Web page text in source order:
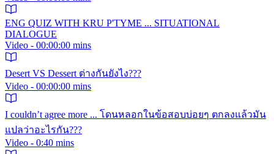
ENG QUIZ WITH KRU P'TYME ... SITUATIONAL
DIALOGUE
Video - 00:00:00 mins
Desert VS Dessert ต่างกันยังไง???
Video - 00:00:00 mins
I couldn’t agree more ... โดนหลอกในข้อสอบบ่อยๆ ตกลงแล้วมัน
แปลว่าอะไรกัน???
Video - 0:40 mins